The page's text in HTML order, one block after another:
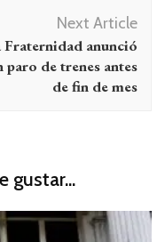
Next Article
Fraternidad anunció
paro de trenes antes
de fin de mes
gustar...